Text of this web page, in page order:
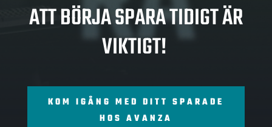
ATT BÖRJA SPARA TIDIGT ÄR
VIKTIGT!
KOM IGÅNG MED DITT SPARADE
HOS AVANZA